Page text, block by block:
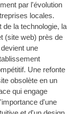
par l'évolution
locales.
la technologie, la
(site web) près de
une
Une refonte
obsolète en un
qui engage
d'une